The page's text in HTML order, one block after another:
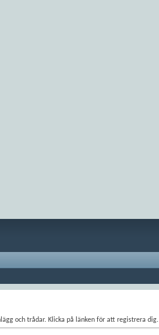
och trådar. Klicka på länken för att registrera dig.